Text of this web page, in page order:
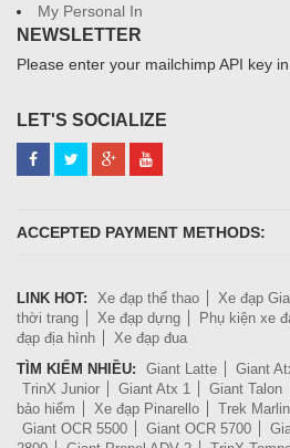
My Personal In
NEWSLETTER
Please enter your mailchimp API key in
LET'S SOCIALIZE
ACCEPTED PAYMENT METHODS:
LINK HOT: Xe đạp thể thao Xe đạp
thời trang
Xe đạp dựng Phụ kiện xe
đạp địa hình
Xe đạp đua
TÌM KIẾM NHIỀU:
Giant Latte Giant
TrinX Junior
Giant Atx 1 Giant Talon
bảo hiểm
Xe đạp Pinarello Trek
Giant OCR 5500
Giant OCR 5700